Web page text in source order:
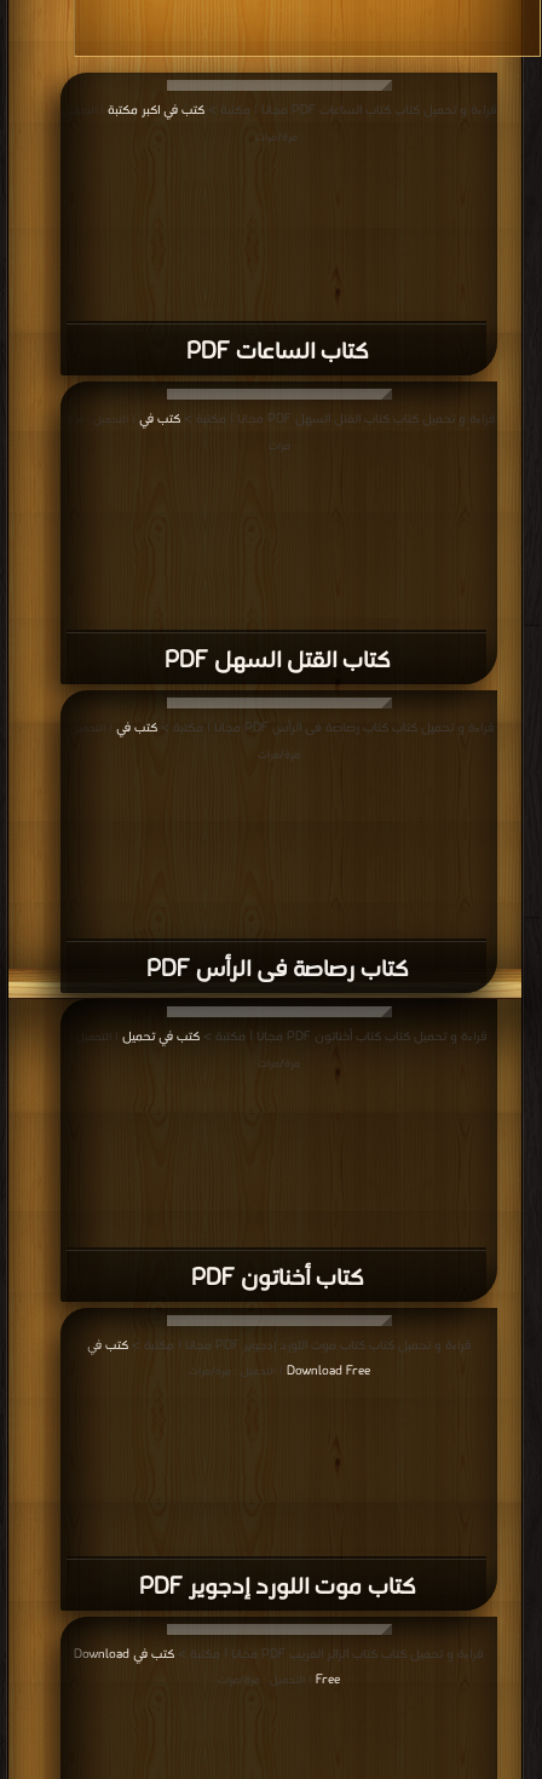
كتاب الساعات PDF
قراءة و تحميل كتاب كتاب الساعات PDF مجانا | مكتبة > كتب في اكبر مكتبة
: مرة/مرات
كتاب القتل السهل PDF
قراءة و تحميل كتاب كتاب القتل السهل PDF مجانا | مكتبة > كتب في
| التحميل : مرة/
مرات
كتاب رصاصة فى الرأس PDF
قراءة و تحميل كتاب كتاب رصاصة فى الرأس PDF مجانا | مكتبة > كتب في
| التحميل :
مرة/مرات
كتاب أخناتون PDF
قراءة و تحميل كتاب كتاب أخناتون PDF مجانا | مكتبة > كتب في تحميل
| التحميل :
مرة/مرات
كتاب موت اللورد إدجوير PDF
قراءة و تحميل كتاب كتاب موت اللورد إدجوير PDF مجانا | مكتبة >
كتب في
Download Free
| التحميل : مرة/مرات
قراءة و تحميل كتاب كتاب الزائر الغريب PDF مجانا | مكتبة >
كتب في Download
Free
| التحميل : مرة/مرات